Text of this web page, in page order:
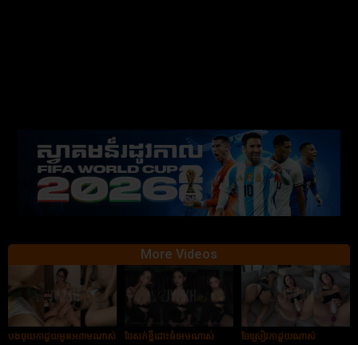
More Videos
បងចុយកាដួយអូនអ៣មណាស់ ចែសក់ខ្លីដោះធំអេមណាស់ ចែស្រៀវកាដួយណាស់